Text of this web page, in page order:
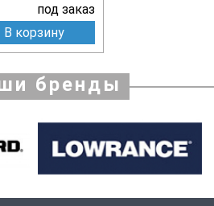
под заказ
В корзину
бренды